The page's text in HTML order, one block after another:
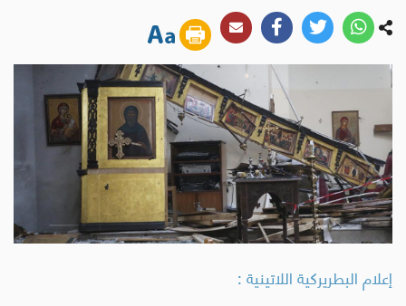
إعلام البطريركية اللاتينية :